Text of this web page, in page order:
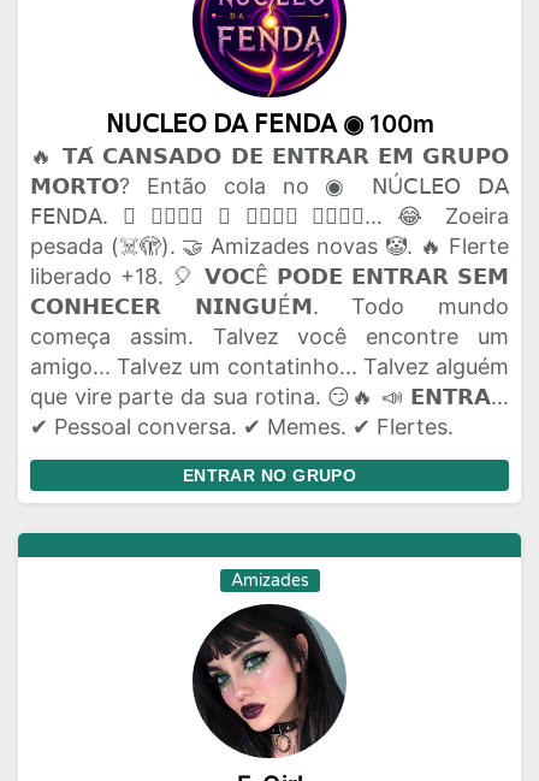
𝖭𝖴𝖢𝖫𝖤𝖮 𝖣𝖠 𝖥𝖤𝖭𝖣𝖠 ◉ 100m
🔥 𝗧𝗔́ 𝗖𝗔𝗡𝗦𝗔𝗗𝗢 𝗗𝗘 𝗘𝗡𝗧𝗥𝗔𝗥 𝗘𝗠 𝗚𝗥𝗨𝗣𝗢
𝗠𝗢𝗥𝗧𝗢? Então cola no ◉ 𝖭Ú𝖢𝖫𝖤𝖮 𝖣𝖠
𝖥𝖤𝖭𝖣𝖠. 🫟 𝗔𝗤𝗨𝗜 𝗢 𝗣𝗔𝗣𝗢 𝗙𝗟𝗨𝗜... 😂 Zoeira
pesada (☠️🫣). 🤝 Amizades novas 🤡. 🔥 Flerte
liberado +18. 🎈 𝗩𝗢𝗖Ê 𝗣𝗢𝗗𝗘 𝗘𝗡𝗧𝗥𝗔𝗥 𝗦𝗘𝗠
𝗖𝗢𝗡𝗛𝗘𝗖𝗘𝗥 𝗡𝗜𝗡𝗚𝗨É𝗠. Todo mundo
começa assim. Talvez você encontre um
amigo... Talvez um contatinho... Talvez alguém
que vire parte da sua rotina. 😏🔥 📣 𝗘𝗡𝗧𝗥𝗔...
✔ Pessoal conversa. ✔ Memes. ✔ Flertes.
ENTRAR NO GRUPO
Amizades